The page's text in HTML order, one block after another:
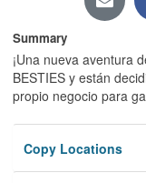
Summary
¡Una nueva aventura
BESTIES y están
propio negocio para
Copy Locations